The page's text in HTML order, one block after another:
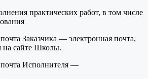
практических работ, в том числе
Заказчика — электронная почта,
на сайте Школы.
Исполнителя —